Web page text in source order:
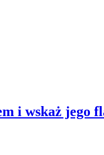
i wskaż jego